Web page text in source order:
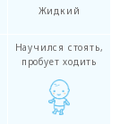
Жидкий
Научился стоять,
пробует ходить